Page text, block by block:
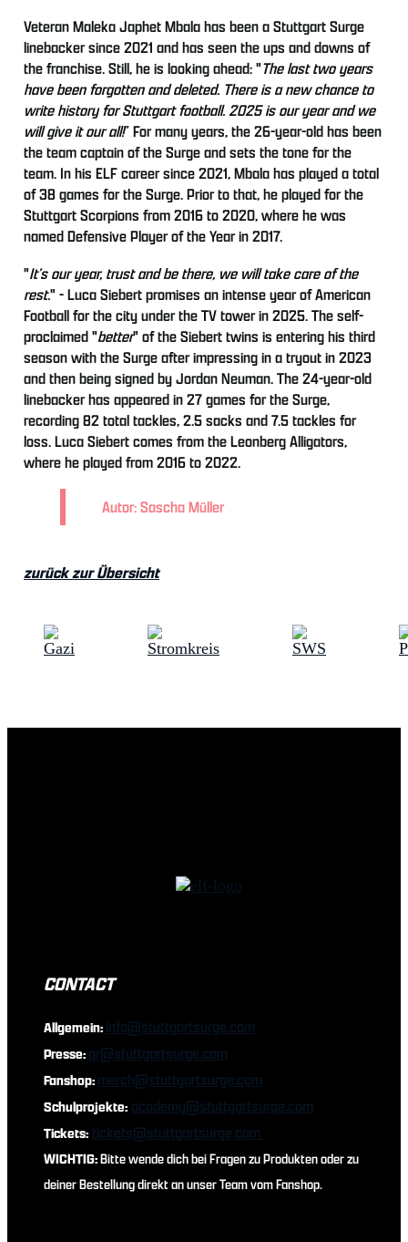
Veteran Maleka Japhet Mbala has been a Stuttgart Surge
linebacker since 2021 and has seen the ups and downs of
the franchise. Still, he is looking ahead: "The last two years
have been forgotten and deleted. There is a new chance to
write history for Stuttgart football. 2025 is our year and we
will give it our all!” For many years, the 26-year-old has been
the team captain of the Surge and sets the tone for the
team. In his ELF career since 2021, Mbala has played a total
of 38 games for the Surge. Prior to that, he played for the
Stuttgart Scorpions from 2016 to 2020, where he was
named Defensive Player of the Year in 2017.
"It’s our year, trust and be there, we will take care of the
rest." - Luca Siebert promises an intense year of American
Football for the city under the TV tower in 2025. The self-
proclaimed "better" of the Siebert twins is entering his third
season with the Surge after impressing in a tryout in 2023
and then being signed by Jordan Neuman. The 24-year-old
linebacker has appeared in 27 games for the Surge,
recording 82 total tackles, 2.5 sacks and 7.5 tackles for
loss. Luca Siebert comes from the Leonberg Alligators,
where he played from 2016 to 2022.
Autor: Sascha Müller
zurück zur Übersicht
CONTACT
Allgemein:info@stuttgartsurge.com
Presse:pr@stuttgartsurge.com
Fanshop:merch@stuttgartsurge.com
Schulprojekte: academy@stuttgartsurge.com
Tickets: tickets@stuttgartsurge.com
WICHTIG:Bitte wende dich bei Fragen zu Produkten oder zu
deiner Bestellung direkt an unser Team vom Fanshop.